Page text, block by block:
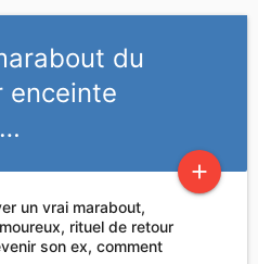
du
enceinte
add
un vrai marabout,
rituel de retour
son ex, comment